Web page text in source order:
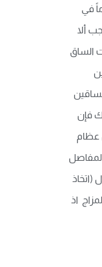
في
ألا
الساق
فإن
على الساقين. القدم نوع من الأعمدة التي تحمل وزن جسم الإنسان.ومن المثير للاهتمام أن 50 من عظام
(اتخاذ
اذ